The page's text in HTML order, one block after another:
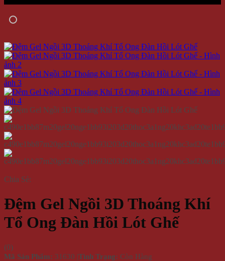
Chia Sẻ:
Đệm Gel Ngồi 3D Thoáng Khí
Tổ Ong Đàn Hồi Lót Ghế
(0)
Mã Sản Phẩm: 31630 |Tình Trạng: Còn Hàng